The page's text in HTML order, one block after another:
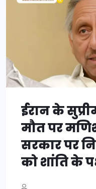
ईरान के
मौत पर
सरकार पर
को शांति के